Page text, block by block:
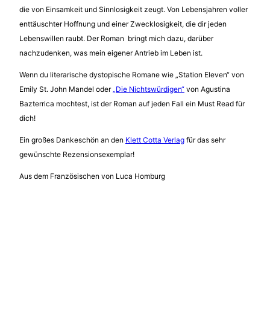
die von Einsamkeit und Sinnlosigkeit zeugt. Von Lebensjahren voller
enttäuschter Hoffnung und einer Zwecklosigkeit, die dir jeden
Lebenswillen raubt. Der Roman bringt mich dazu, darüber
nachzudenken, was mein eigener Antrieb im Leben ist.
Wenn du literarische dystopische Romane wie „Station Eleven“ von
Emily St. John Mandel oder „Die Nichtswürdigen“ von Agustina
Bazterrica mochtest, ist der Roman auf jeden Fall ein Must Read für
dich!
Ein großes Dankeschön an den Klett Cotta Verlag für das sehr
gewünschte Rezensionsexemplar!
Aus dem Französischen von Luca Homburg